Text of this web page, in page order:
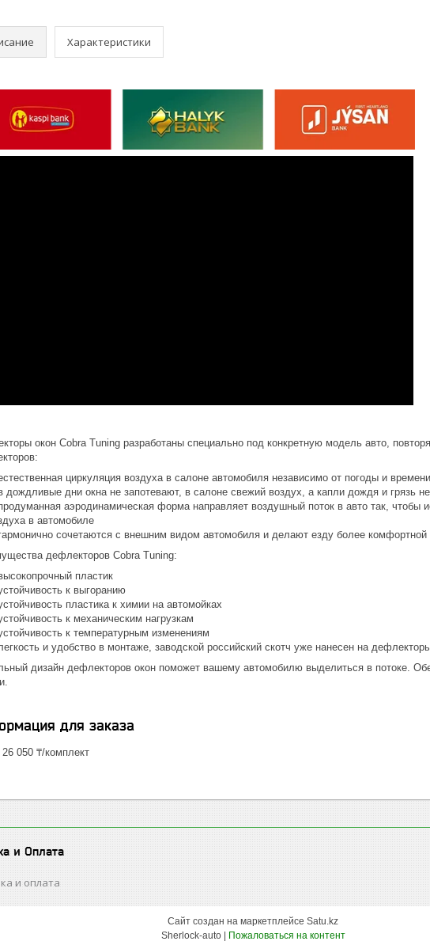
Характеристики
окон Cobra Tuning разработаны специально под конкретную модель авто,
циркуляция воздуха в салоне автомобиля независимо от погоды и
дождливые дни окна не запотевают, в салоне свежий воздух, а капли дождя и грязь
аэродинамическая форма направляет воздушный поток в авто так, чтобы
в автомобиле
сочетаются с внешним видом автомобиля и делают езду более комфортной
дефлекторов Cobra Tuning:
пластик
к выгоранию
пластика к химии на автомойках
к механическим нагрузкам
к температурным изменениям
и удобство в монтаже, заводской российский скотч уже нанесен на
дизайн дефлекторов окон поможет вашему автомобилю выделиться в потоке.
для заказа
26 050 ₸/комплект
и Оплата
и оплата
Сайт создан на маркетплейсе Satu.kz
Пожаловаться на контент